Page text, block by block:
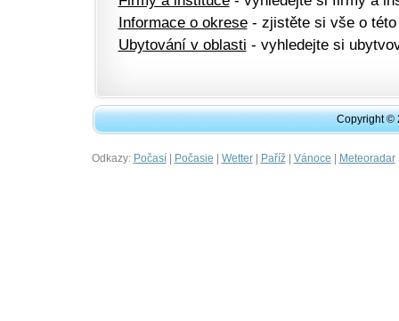
Informace o okrese- zjistěte si vše o této
Ubytování v oblasti - vyhledejte si
Copyright ©
Odkazy: Počasí| Počasie | Wetter| Paříž| Vánoce | Meteoradar